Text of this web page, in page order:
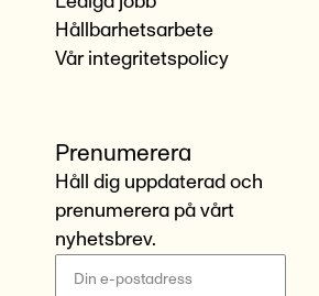
Hållbarhetsarbete
Vår integritetspolicy
Prenumerera
Håll dig uppdaterad och
prenumerera på vårt
nyhetsbrev.